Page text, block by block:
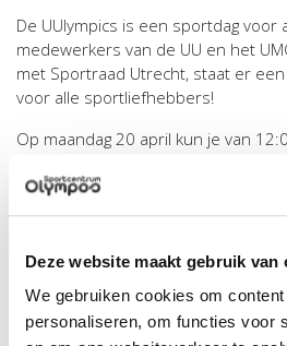
Deze website maakt gebruik van
We gebruiken cookies om
personaliseren, om functies voor
De UUlympics is een sportdag voor
medewerkers van de UU en het
met Sportraad Utrecht, staat er
voor alle sportliefhebbers!
Op maandag 20 april kun je van
gezellige, sportieve dag op
een sport nog nooit gedaan, of
We zullen het toernooi aftrappen
opening. De dag zullen we samen
Sportcafé Olympos.